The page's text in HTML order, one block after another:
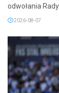
odwołania
2026-08-07